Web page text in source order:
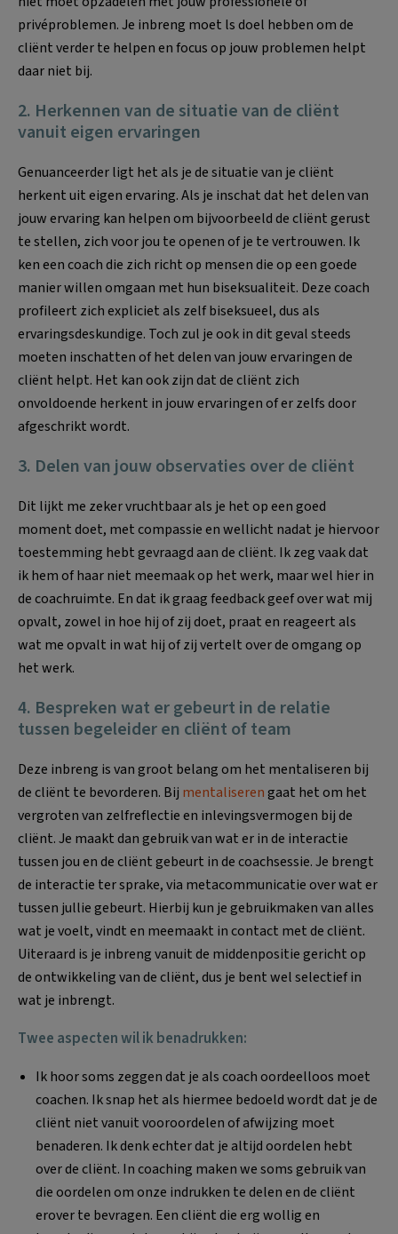
privéproblemen. Je inbreng moet ls doel hebben om de
cliënt verder te helpen en focus op jouw problemen helpt
daar niet bij.
2. Herkennen van de situatie van de cliënt
vanuit eigen ervaringen
Genuanceerder ligt het als je de situatie van je cliënt
herkent uit eigen ervaring. Als je inschat dat het delen van
jouw ervaring kan helpen om bijvoorbeeld de cliënt gerust
te stellen, zich voor jou te openen of je te vertrouwen. Ik
ken een coach die zich richt op mensen die op een goede
manier willen omgaan met hun biseksualiteit. Deze coach
profileert zich expliciet als zelf biseksueel, dus als
ervaringsdeskundige. Toch zul je ook in dit geval steeds
moeten inschatten of het delen van jouw ervaringen de
cliënt helpt. Het kan ook zijn dat de cliënt zich
onvoldoende herkent in jouw ervaringen of er zelfs door
afgeschrikt wordt.
3. Delen van jouw observaties over de cliënt
Dit lijkt me zeker vruchtbaar als je het op een goed
moment doet, met compassie en wellicht nadat je hiervoor
toestemming hebt gevraagd aan de cliënt. Ik zeg vaak dat
ik hem of haar niet meemaak op het werk, maar wel hier in
de coachruimte. En dat ik graag feedback geef over wat mij
opvalt, zowel in hoe hij of zij doet, praat en reageert als
wat me opvalt in wat hij of zij vertelt over de omgang op
het werk.
4. Bespreken wat er gebeurt in de relatie
tussen begeleider en cliënt of team
Deze inbreng is van groot belang om het mentaliseren bij
de cliënt te bevorderen. Bij mentaliserengaat het om het
vergroten van zelfreflectie en inlevingsvermogen bij de
cliënt. Je maakt dan gebruik van wat er in de interactie
tussen jou en de cliënt gebeurt in de coachsessie. Je brengt
de interactie ter sprake, via metacommunicatie over wat er
tussen jullie gebeurt. Hierbij kun je gebruikmaken van alles
wat je voelt, vindt en meemaakt in contact met de cliënt.
Uiteraard is je inbreng vanuit de middenpositie gericht op
de ontwikkeling van de cliënt, dus je bent wel selectief in
wat je inbrengt.
Twee aspecten wil ik benadrukken:
Ik hoor soms zeggen dat je als coach oordeelloos moet
coachen. Ik snap het als hiermee bedoeld wordt dat je de
cliënt niet vanuit vooroordelen of afwijzing moet
benaderen. Ik denk echter dat je altijd oordelen hebt
over de cliënt. In coaching maken we soms gebruik van
die oordelen om onze indrukken te delen en de cliënt
erover te bevragen. Een cliënt die erg wollig en